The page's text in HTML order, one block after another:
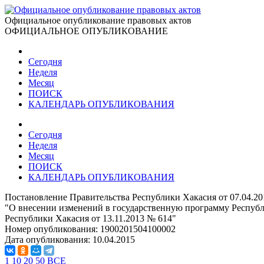
Официальное опубликование правовых актов
ОФИЦИАЛЬНОЕ ОПУБЛИКОВАНИЕ
Сегодня
Неделя
Месяц
ПОИСК
КАЛЕНДАРЬ ОПУБЛИКОВАНИЯ
Сегодня
Неделя
Месяц
ПОИСК
КАЛЕНДАРЬ ОПУБЛИКОВАНИЯ
Постановление Правительства Республики Хакасия от
"О внесении изменений в государственную программу
Республики Хакасия от 13.11.2013 № 614"
Номер опубликования: 1900201504100002
Дата опубликования: 10.04.2015
1 10 20 50 ВСЕ